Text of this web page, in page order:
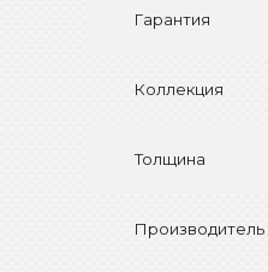
Гарантия
Коллекция
Толщина
Производитель